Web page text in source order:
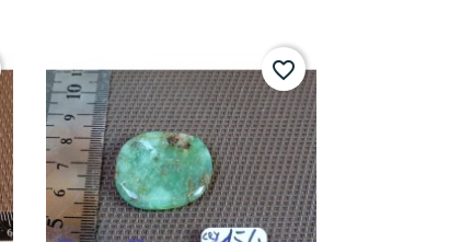
favorite_border